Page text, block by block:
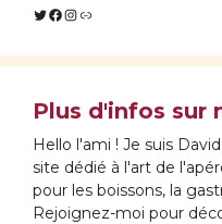
Twitter
Facebook
Instagram
Lien
Plus d'infos sur
Hello l'ami ! Je suis
site dédié à l'art de
pour les boissons, la
Rejoignez-moi pour